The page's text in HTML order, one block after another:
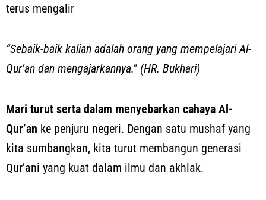
terus mengalir
“Sebaik-baik kalian adalah orang yang mempelajari Al-
Qur’an dan mengajarkannya.” (HR. Bukhari)
Mari turut serta dalam menyebarkan cahaya Al-
Qur’an ke penjuru negeri. Dengan satu mushaf yang
kita sumbangkan, kita turut membangun generasi
Qur’ani yang kuat dalam ilmu dan akhlak.